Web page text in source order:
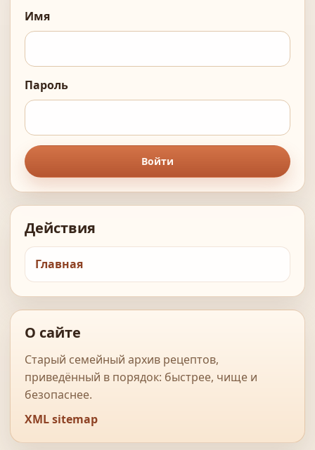
Имя
Пароль
Войти
Действия
Главная
О сайте
Старый семейный архив рецептов,
приведённый в порядок: быстрее, чище и
безопаснее.
XML sitemap